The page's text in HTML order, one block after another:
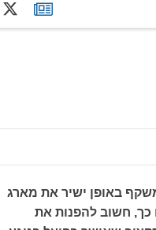
רשימת
תפוצה
באופן ישיר את מארג
כך, חשוב להפנות את